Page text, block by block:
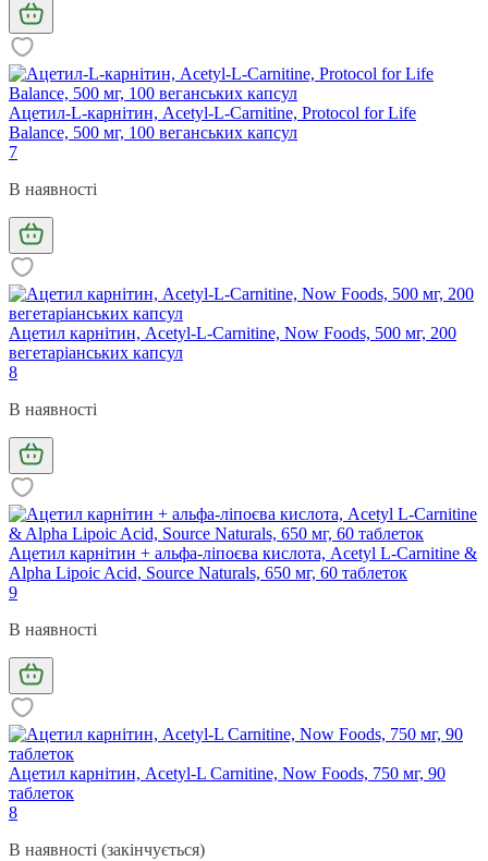
Ацетил-L-карнітин, Acetyl-L-Carnitine, Protocol for Life
Balance, 500 мг, 100 веганських капсул
7
В наявності
Ацетил карнітин, Acetyl-L-Carnitine, Now Foods, 500 мг, 200
вегетаріанських капсул
8
В наявності
Ацетил карнітин + альфа-ліпоєва кислота, Acetyl L-Carnitine &
Alpha Lipoic Acid, Source Naturals, 650 мг, 60 таблеток
9
В наявності
Ацетил карнітин, Acetyl-L Carnitine, Now Foods, 750 мг, 90
таблеток
8
В наявності (закінчується)